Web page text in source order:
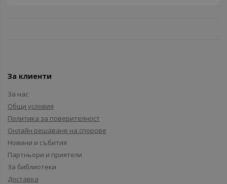
За клиенти
За нас
Общи условия
Политика за поверителност
Онлайн решаване на спорове
Новини и събития
Партньори и приятели
За библиотеки
Доставка